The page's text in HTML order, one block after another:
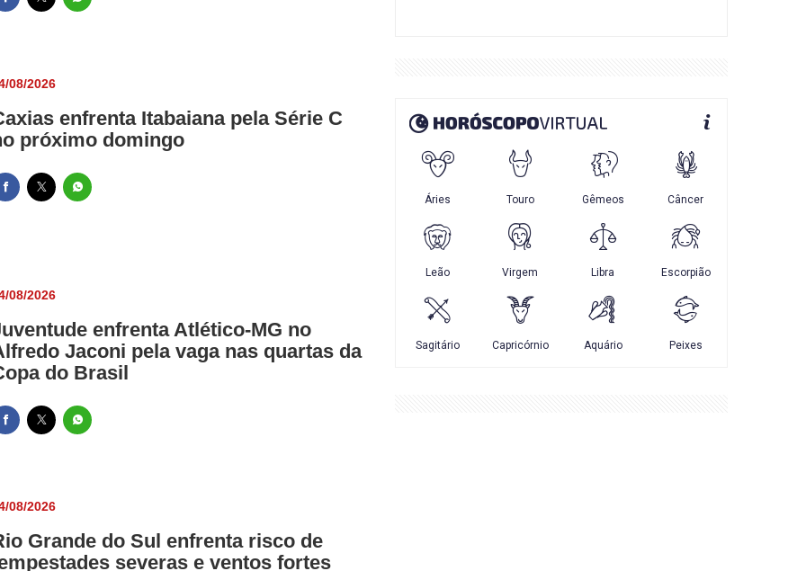
08/2026
enfrenta Itabaiana pela Série C
próximo domingo
08/2026
enfrenta Atlético-MG no
Jaconi pela vaga nas quartas da
do Brasil
08/2026
Grande do Sul enfrenta risco de
severas e ventos fortes